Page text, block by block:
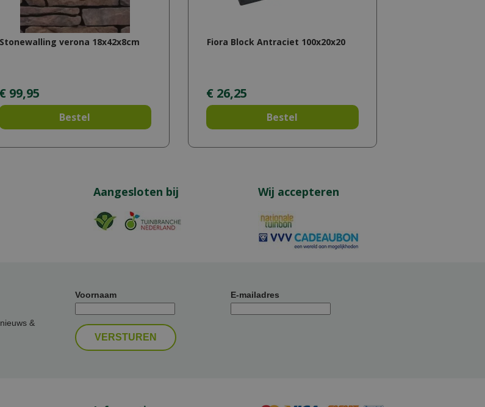
Stonewalling verona 18x42x8cm
€ 99,95
Bestel
Fiora Block Antraciet 100x20x20
€ 26,25
Bestel
Aangesloten bij Wij accepteren
&
Voornaam E-mailadres